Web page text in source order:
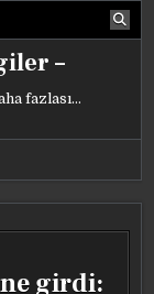
–
fazlası…
girdi: